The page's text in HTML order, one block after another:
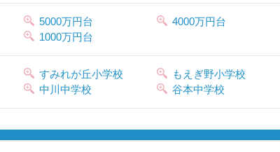
5000万円台 4000万円台
1000万円台
すみれが丘小学校 もえぎ野小学校
中川中学校
谷本中学校